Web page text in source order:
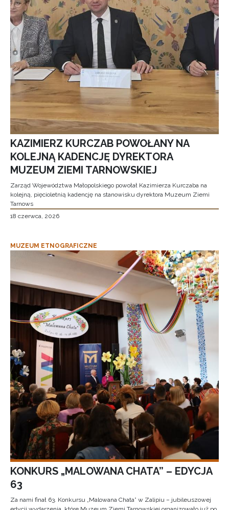
KAZIMIERZ KURCZAB POWOŁANY NA
KOLEJNĄ KADENCJĘ DYREKTORA
MUZEUM ZIEMI TARNOWSKIEJ
Zarząd Województwa Małopolskiego powołał Kazimierza Kurczaba na
kolejną, pięcioletnią kadencję na stanowisku dyrektora Muzeum Ziemi
Tarnows
18 czerwca, 2026
MUZEUM ETNOGRAFICZNE
KONKURS „MALOWANA CHATA” – EDYCJA
63
Za nami finał 63. Konkursu „Malowana Chata” w Zalipiu – jubileuszowej